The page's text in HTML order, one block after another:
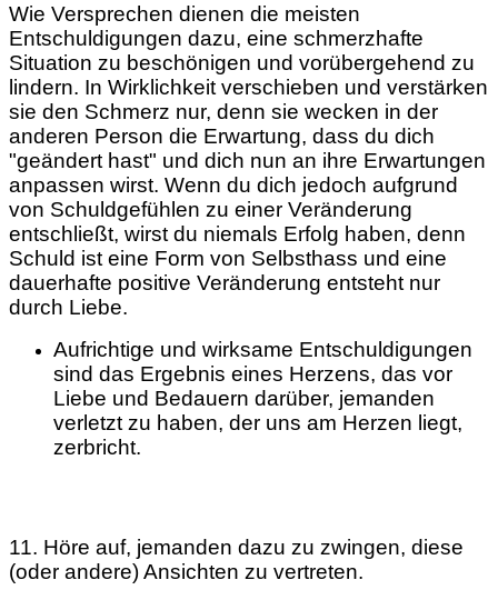
Wie Versprechen dienen die meisten
Entschuldigungen dazu, eine schmerzhafte
Situation zu beschönigen und vorübergehend zu
lindern. In Wirklichkeit verschieben und verstärken
sie den Schmerz nur, denn sie wecken in der
anderen Person die Erwartung, dass du dich
"geändert hast" und dich nun an ihre Erwartungen
anpassen wirst. Wenn du dich jedoch aufgrund
von Schuldgefühlen zu einer Veränderung
entschließt, wirst du niemals Erfolg haben, denn
Schuld ist eine Form von Selbsthass und eine
dauerhafte positive Veränderung entsteht nur
durch Liebe.
Aufrichtige und wirksame Entschuldigungen
sind das Ergebnis eines Herzens, das vor
Liebe und Bedauern darüber, jemanden
verletzt zu haben, der uns am Herzen liegt,
zerbricht.
11. Höre auf, jemanden dazu zu zwingen, diese
(oder andere) Ansichten zu vertreten.